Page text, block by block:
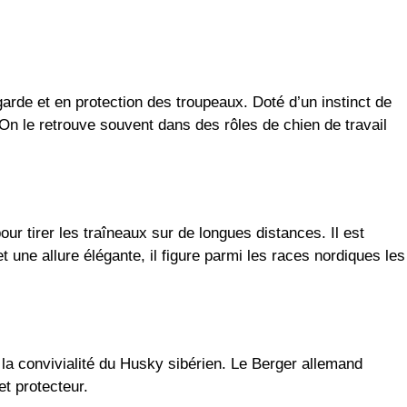
et en protection des troupeaux. Doté d’un instinct de
le retrouve souvent dans des rôles de chien de travail
tirer les traîneaux sur de longues distances. Il est
une allure élégante, il figure parmi les races nordiques les
convivialité du Husky sibérien. Le Berger allemand
protecteur.